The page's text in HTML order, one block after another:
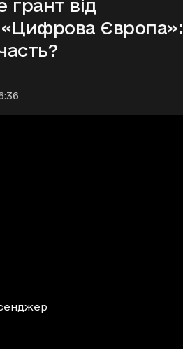
грант від
Європа»: